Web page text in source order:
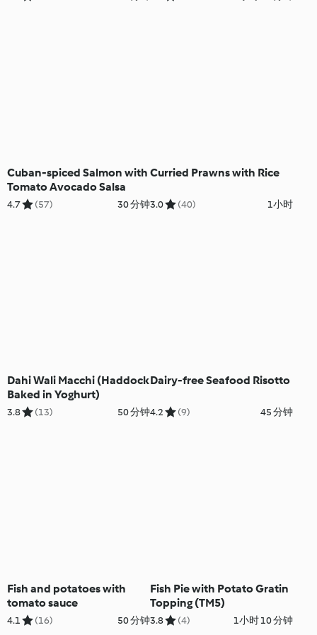
Cuban-spiced Salmon with
Tomato Avocado Salsa
4.7 (57) 30 分钟
Curried Prawns with Rice
3.0 (40) 1小时
Dahi Wali Macchi (Haddock
Baked in Yoghurt)
3.8 (13) 50 分钟
Dairy-free Seafood Risotto
4.2 (9) 45 分钟
Fish and potatoes with
tomato sauce
4.1 (16) 50 分钟
Fish Pie with Potato Gratin
Topping (TM5)
3.8 (4) 1小时 10 分钟